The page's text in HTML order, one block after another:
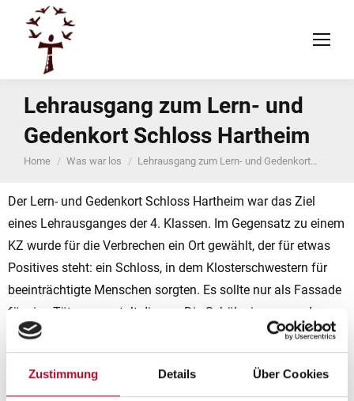
Zustimmung Details Über Cookies
Lehrausgang zum Lern- und
Gedenkort Schloss Hartheim
You are here:
Home Was war los Lehrausgang zum Lern- und Gedenkort…
Der Lern- und Gedenkort Schloss Hartheim war das Ziel
eines Lehrausganges der 4. Klassen. Im Gegensatz zu einem
KZ wurde für die Verbrechen ein Ort gewählt, der für etwas
Positives steht: ein Schloss, in dem Klosterschwestern für
beeinträchtigte Menschen sorgten. Es sollte nur als Fassade
für eine Tötungsanstalt dienen. Die Schüler:innen wurden
aber nicht nur durch die Orte des Verbrechens geführt,
sondern machten sich auch Gedanken über den Wert des
Lebens.